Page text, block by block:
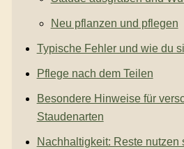
Neu pflanzen und pflegen
Typische Fehler und wie du
Pflege nach dem Teilen
Besondere Hinweise für
Staudenarten
Nachhaltigkeit: Reste nutzen